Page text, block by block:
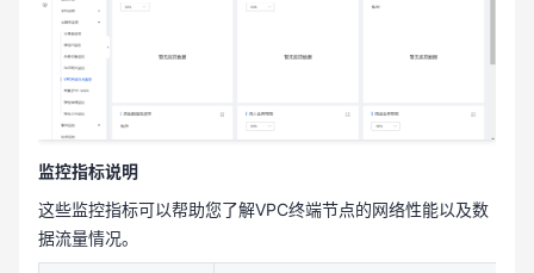
监控指标说明
这些监控指标可以帮助您了解VPC终端节点的网络性能以及数
据流量情况。